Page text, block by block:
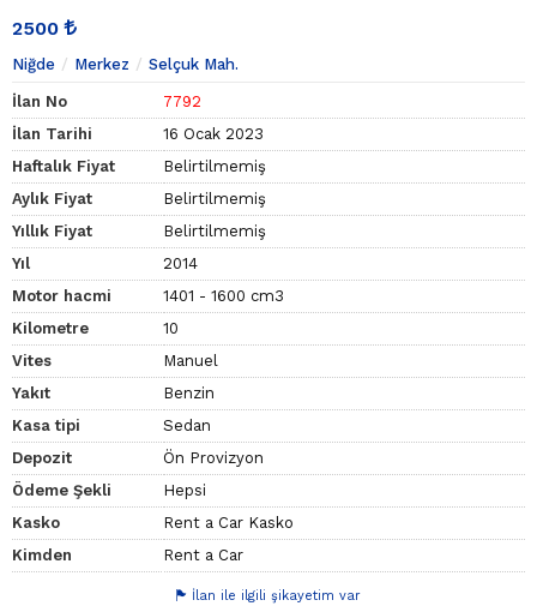
2500
Niğde Merkez Selçuk Mah.
İlan No
7792
İlan Tarihi
16 Ocak 2023
Haftalık Fiyat
Belirtilmemiş
Aylık Fiyat
Belirtilmemiş
Yıllık Fiyat
Belirtilmemiş
Yıl
2014
Motor hacmi
1401 - 1600 cm3
Kilometre
10
Vites
Manuel
Yakıt
Benzin
Kasa tipi
Sedan
Depozit
Ön Provizyon
Ödeme Şekli
Hepsi
Kasko
Rent a Car Kasko
Kimden
Rent a Car
İlan ile ilgili şikayetim var